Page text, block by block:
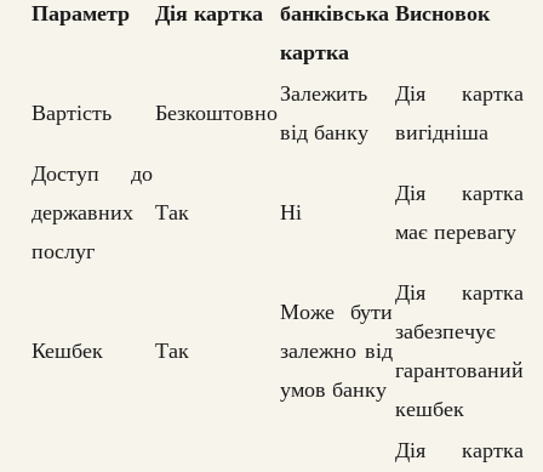
Параметр Дія картка банківська
картка
Висновок
Вартість Безкоштовно
Залежить
від банку
Дія картка
вигідніша
Доступ до
державних
послуг
Так Ні
Дія картка
має перевагу
Кешбек Так
Може бути
залежно від
умов банку
Дія картка
забезпечує
гарантований
кешбек
Дія картка